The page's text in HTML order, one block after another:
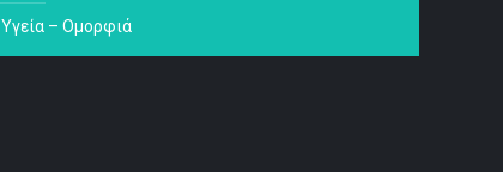
Υγεία – Ομορφιά